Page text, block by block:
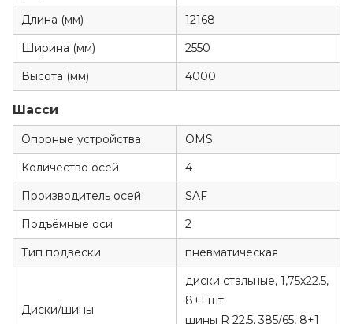
Длина (мм)
12168
Ширина (мм)
2550
Высота (мм)
4000
Шасси
Опорные устройства
OMS
Количество осей
4
Производитель осей
SAF
Подъёмные оси
2
Тип подвески
пневматическая
Диски/шины
диски стальные, 1,75х22.5,
8+1 шт
шины R 22.5, 385/65, 8+1